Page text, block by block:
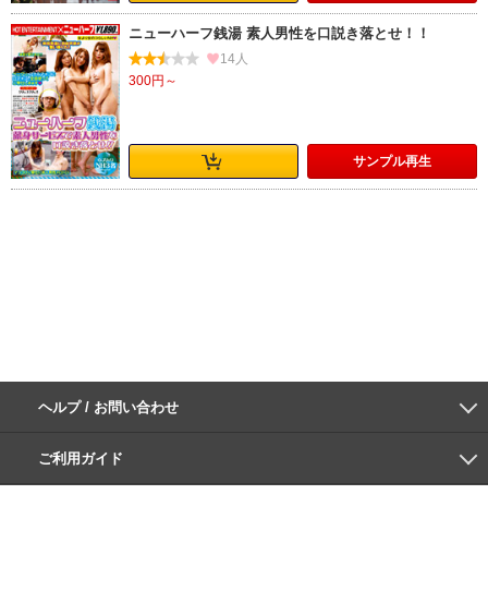
ニューハーフ銭湯 素人男性を口説き落とせ！！
14人
300円～
サンプル再生
ヘルプ / お問い合わせ
よくあるご質問
ご利用環境
お支払い方法
パスワードの再設定
サポートセンター
ご利用ガイド